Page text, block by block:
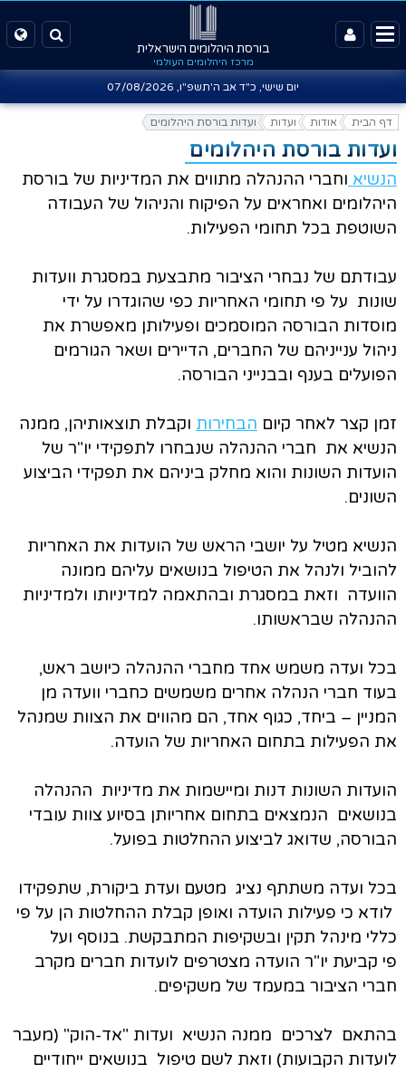
בורסת היהלומים הישראלית
מרכז היהלומים העולמי
יום שישי, כ"ד אב ה'תשפ"ו, 07/08/2026
דף הבית אודות ועדות ועדות בורסת היהלומים
ועדות בורסת היהלומים
הנשיא וחברי ההנהלה מתווים את המדיניות של בורסת
היהלומים ואחראים על הפיקוח והניהול של העבודה
השוטפת בכל תחומי הפעילות.
עבודתם של נבחרי הציבור מתבצעת במסגרת וועדות
שונות על פי תחומי האחריות כפי שהוגדרו על ידי
מוסדות הבורסה המוסמכים ופעילותן מאפשרת את
ניהול ענייניהם של החברים, הדיירים ושאר הגורמים
הפועלים בענף ובבנייני הבורסה.
זמן קצר לאחר קיום הבחירות וקבלת תוצאותיהן, ממנה
הנשיא את חברי ההנהלה שנבחרו לתפקידי יו"ר של
הועדות השונות והוא מחלק ביניהם את תפקידי הביצוע
השונים.
הנשיא מטיל על יושבי הראש של הועדות את האחריות
להוביל ולנהל את הטיפול בנושאים עליהם ממונה
הוועדה וזאת במסגרת ובהתאמה למדיניותו ולמדיניות
ההנהלה שבראשותו.
בכל ועדה משמש אחד מחברי ההנהלה כיושב ראש,
בעוד חברי הנהלה אחרים משמשים כחברי וועדה מן
המניין – ביחד, כגוף אחד, הם מהווים את הצוות שמנהל
את הפעילות בתחום האחריות של הועדה.
הועדות השונות דנות ומיישמות את מדיניות ההנהלה
בנושאים הנמצאים בתחום אחריותן בסיוע צוות עובדי
הבורסה, שדואג לביצוע ההחלטות בפועל.
בכל ועדה משתתף נציג מטעם ועדת ביקורת, שתפקידו
לודא כי פעילות הועדה ואופן קבלת ההחלטות הן על פי
כללי מינהל תקין ובשקיפות המתבקשת. בנוסף ועל
פי קביעת יו"ר הועדה מצטרפים לועדות חברים מקרב
חברי הציבור במעמד של משקיפים.
בהתאם לצרכים ממנה הנשיא ועדות "אד-הוק" (מעבר
לועדות הקבועות) וזאת לשם טיפול בנושאים ייחודיים